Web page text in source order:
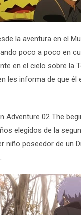
la aventura en el
poco a poco en
en el cielo sobre la
les informa de que él
Adventure 02 The
elegidos de la
niño poseedor de un